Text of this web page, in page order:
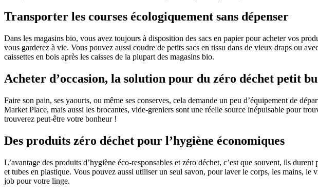
Transporter les courses écologiquement sans dépenser
Dans les magasins bio, vous avez toujours à disposition des sacs en papier pour acheter vos
vous garderez à vie. Vous pouvez aussi coudre de petits sacs en tissu dans de vieux draps ou
caissettes en bois après les caisses de la plupart des magasins bio.
Acheter d’occasion, la solution pour du zéro déchet petit
Faire son pain, ses yaourts, ou même ses conserves, cela demande un peu d’équipement de
Market Place, mais aussi les brocantes, vide-greniers sont une réelle source inépuisable pour
trouverez peut-être votre bonheur !
Des produits zéro déchet pour l’hygiène économiques
L’avantage des produits d’hygiène éco-responsables et zéro déchet, c’est que souvent, ils
et tubes en plastique. Vous pouvez aussi utiliser un seul savon, pour laver le corps, les mains, le
job pour votre linge.